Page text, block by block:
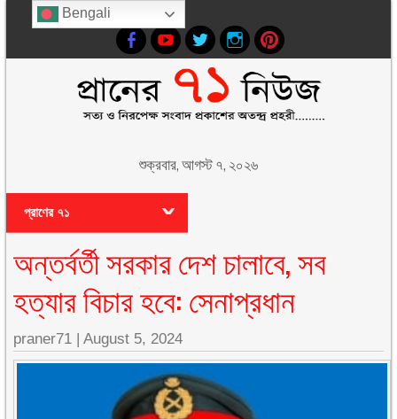
শুক্রবার, আগস্ট ৭, ২০২৬
প্রাণের ৭১
অন্তর্বর্তী সরকার দেশ চালাবে, সব
হত্যার বিচার হবে: সেনাপ্রধান
praner71 |August 5, 2024
Bengali